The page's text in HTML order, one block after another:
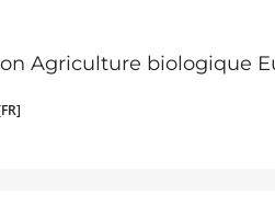
Agriculture biologique